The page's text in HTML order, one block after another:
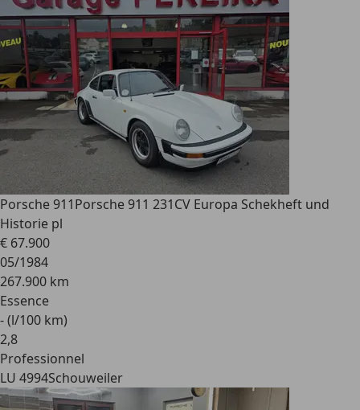
Porsche 911Porsche 911 231CV Europa Schekheft und
Historie pl
€ 67.900
05/1984
267.900 km
Essence
- (l/100 km)
2,8
Professionnel
LU 4994Schouweiler